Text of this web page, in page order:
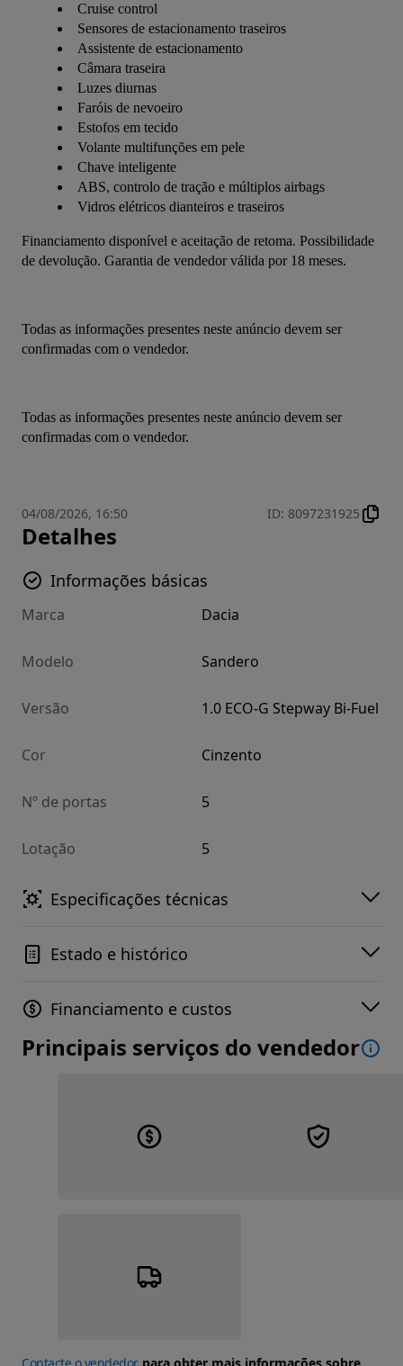
Cruise control
Sensores de estacionamento traseiros
Assistente de estacionamento
Câmara traseira
Luzes diurnas
Faróis de nevoeiro
Estofos em tecido
Volante multifunções em pele
Chave inteligente
ABS, controlo de tração e múltiplos airbags
Vidros elétricos dianteiros e traseiros
Financiamento disponível e aceitação de retoma. Possibilidade
de devolução. Garantia de vendedor válida por 18 meses.
Todas as informações presentes neste anúncio devem ser
confirmadas com o vendedor.
Todas as informações presentes neste anúncio devem ser
confirmadas com o vendedor.
04/08/2026, 16:50 ID: 8097231925
Detalhes
Informações básicas
Marca Dacia
Modelo Sandero
Versão 1.0 ECO-G Stepway Bi-Fuel
Cor Cinzento
Nº de portas 5
Lotação 5
Especificações técnicas
Estado e histórico
Financiamento e custos
Principais serviços do vendedor